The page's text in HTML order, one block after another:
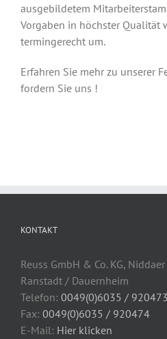
ausgebildetem
Vorgaben in höchster Qualität
termingerecht um.
Erfahren Sie mehr zu unserer
fordern Sie uns !
KONTAKT
Reuss GmbH & Co. KG,
Ranstadt / Dauernheim
Telefon: 0049(0)6035 / 920473
Fax: 0049(0)6035 / 920474
E-Mail: Hier klicken